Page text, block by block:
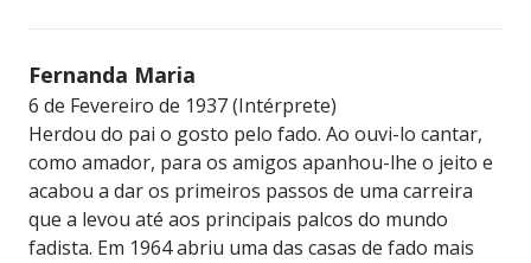
Fernanda Maria
6 de Fevereiro de 1937 (Intérprete)
Herdou do pai o gosto pelo fado. Ao ouvi-lo cantar,
como amador, para os amigos apanhou-lhe o jeito e
acabou a dar os primeiros passos de uma carreira
que a levou até aos principais palcos do mundo
fadista. Em 1964 abriu uma das casas de fado mais